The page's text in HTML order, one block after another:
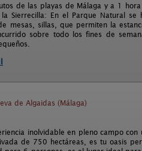
de las playas de Málaga y a 1
Sierrecilla: En el Parque Natural se
mesas, sillas, que permiten la
sobre todo los fines de
de Algaidas (Málaga)
inolvidable en pleno campo con
de 750 hectáreas, es tu oasis